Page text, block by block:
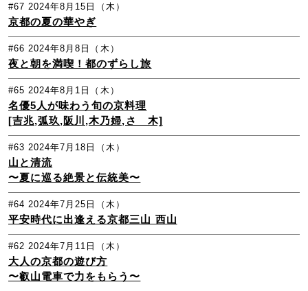
#67 2024年8月15日（木）
京都の夏の華やぎ
#66 2024年8月8日（木）
夜と朝を満喫！都のずらし旅
#65 2024年8月1日（木）
名優5人が味わう旬の京料理
[吉兆,弧玖,阪川,木乃婦,さゝ木]
#63 2024年7月18日（木）
山と清流
〜夏に巡る絶景と伝統美〜
#64 2024年7月25日（木）
平安時代に出逢える京都三山 西山
#62 2024年7月11日（木）
大人の京都の遊び方
〜叡山電車で力をもらう〜